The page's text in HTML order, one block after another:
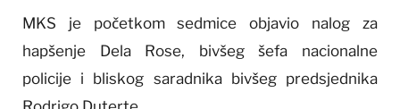
MKS je početkom sedmice objavio nalog za
hapšenje Dela Rose, bivšeg šefa nacionalne
policije i bliskog saradnika bivšeg predsjednika